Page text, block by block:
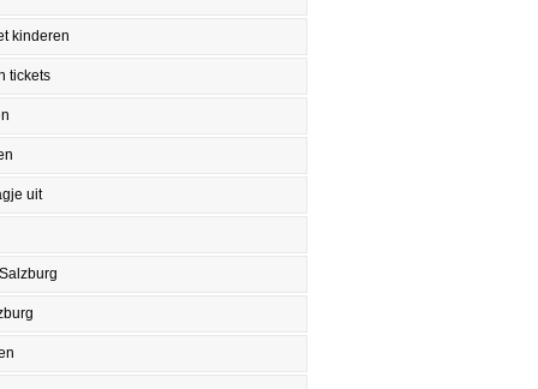
kinderen
tickets
uit